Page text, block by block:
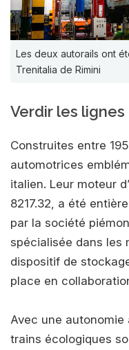
Les deux autorails ont
Trenitalia de Rimini
Verdir les
Construites entre
automotrices
italien. Leur moteur
8217.32, a été
par la société
spécialisée dans les
dispositif de
place en
Avec une
trains écologiques